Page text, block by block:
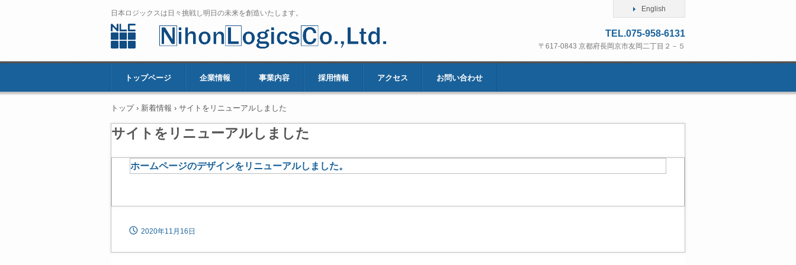
日本ロジックスは日々挑戦し明日の未来を創造いたします。
TEL.075-958-6131
〒617-0843 京都府長岡京市友岡二丁目２－５
English
トップページ 企業情報 事業内容 採用情報 アクセス お問い合わせ
トップ › 新着情報 › サイトをリニューアルしました
サイトをリニューアルしました
ホームページのデザインをリニューアルしました。
2020年11月16日